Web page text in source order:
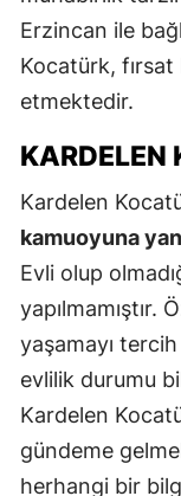
Erzincan ile
Kocatürk,
etmektedir.
KARDELEN
Kardelen
kamuoyuna
Evli olup
yapılmamıştır.
yaşamayı
evlilik durumu
Kardelen
gündeme
herhangi bir